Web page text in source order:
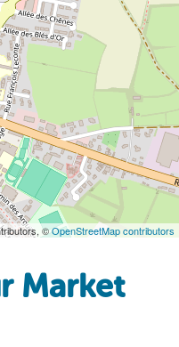
©OpenStreetMap contributors
Market